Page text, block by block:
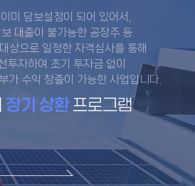
미 담보설정이 되어 있어서,
대출이 불가능한 공장주 등
상으로 일정한 자격심사를 통해
투자하여 초기 투자금 없이
가 수익 창출이 가능한 사업입니다.
장기 상환프로그램